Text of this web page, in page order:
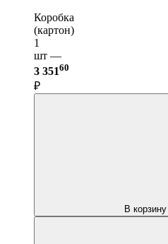
Коробка
(картон)
1
шт —
3 35160
₽
В корзину